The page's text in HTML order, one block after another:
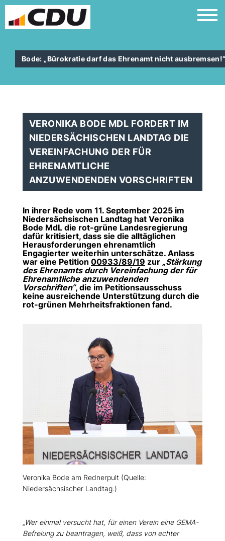
Bode: „Bürokratie darf das Ehrenamt nicht
VERONIKA BODE MDL FORDERT IM
NIEDERSÄCHISCHEN LANDTAG DIE
VEREINFACHUNG DER FÜR
EHRENAMTLICHE
ANZUWENDENDEN VORSCHRIFTEN
In ihrer Rede vom 11. September 2025 im
Niedersächsischen Landtag hat Veronika
Bode MdL die rot-grüne Landesregierung
dafür kritisiert, dass sie die alltäglichen
Herausforderungen ehrenamtlich
Engagierter weiterhin unterschätze. Anlass
war eine Petition 00933/89/19 zur Stärkung
des Ehrenamts durch Vereinfachung der für
Ehrenamtliche anzuwendenden
Vorschriften“, die im Petitionsausschuss
keine ausreichende Unterstützung durch die
rot-grünen Mehrheitsfraktionen fand.
Veronika Bode am Rednerpult (Quelle:
Niedersächsischer Landtag.)
Wer einmal versucht hat, für einen Verein eine GEMA-
Befreiung zu beantragen, weiß, dass von echter